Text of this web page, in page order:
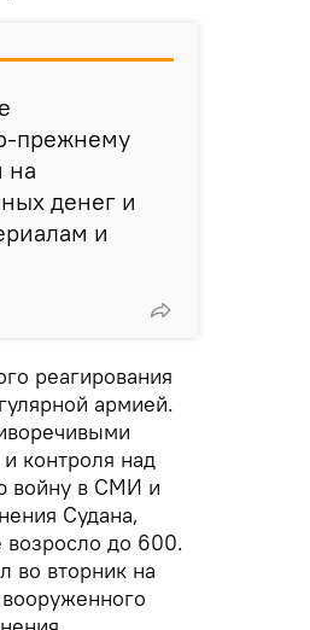
прежнему
на
денег и
и
реагирования
армией.
контроля над
войну в СМИ и
Судана,
возросло до 600.
во вторник на